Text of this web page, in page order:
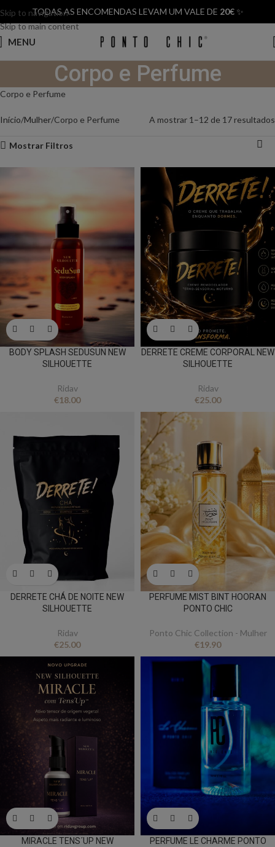
Skip to navigation
Skip to main content
TODAS AS ENCOMENDAS LEVAM UM VALE DE 20€✨
MENU
Corpo e Perfume
Corpo e Perfume
Início Mulher Corpo e Perfume A mostrar 1–12 de 17 resultados
Mostrar Filtros
BODY SPLASH SEDUSUN NEW
SILHOUETTE
Ridav
€18.00
DERRETE CREME CORPORAL NEW
SILHOUETTE
Ridav
€25.00
DERRETE CHÁ DE NOITE NEW
SILHOUETTE
Ridav
€25.00
PERFUME MIST BINT HOORAN
PONTO CHIC
Ponto Chic Collection - Mulher
€19.90
MIRACLE TENS´UP NEW
PERFUME LE CHARME PONTO